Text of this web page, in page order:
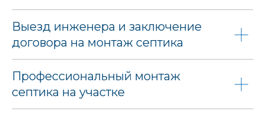
Выезд инженера и заключение
договора на монтаж септика
Профессиональный монтаж
септика на участке